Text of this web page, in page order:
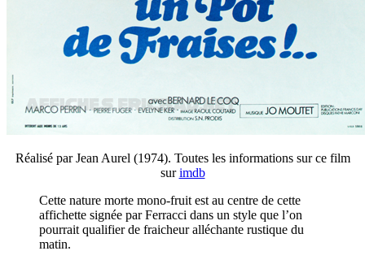
Réalisé par Jean Aurel (1974). Toutes les informations sur ce film
surimdb
Cette nature morte mono-fruit est au centre de cette
affichette signée par Ferracci dans un style que l’on
pourrait qualifier de fraicheur alléchante rustique du
matin.